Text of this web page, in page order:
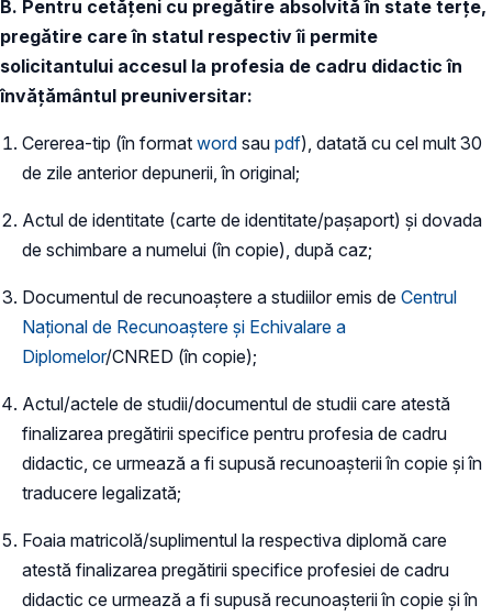
B. Pentru cetățeni cu pregătire absolvită în state terțe,
pregătire care în statul respectiv îi permite
solicitantului accesul la profesia de cadru didactic în
învățământul preuniversitar:
Cererea-tip (în format word sau pdf), datată cu cel mult 30
de zile anterior depunerii, în original;
Actul de identitate (carte de identitate/pașaport) și dovada
de schimbare a numelui (în copie), după caz;
Documentul de recunoaștere a studiilor emis de Centrul
Național de Recunoaștere și Echivalare a
Diplomelor/CNRED (în copie);
Actul/actele de studii/documentul de studii care atestă
finalizarea pregătirii specifice pentru profesia de cadru
didactic, ce urmează a fi supusă recunoașterii în copie și în
traducere legalizată;
Foaia matricolă/suplimentul la respectiva diplomă care
atestă finalizarea pregătirii specifice profesiei de cadru
didactic ce urmează a fi supusă recunoașterii în copie și în